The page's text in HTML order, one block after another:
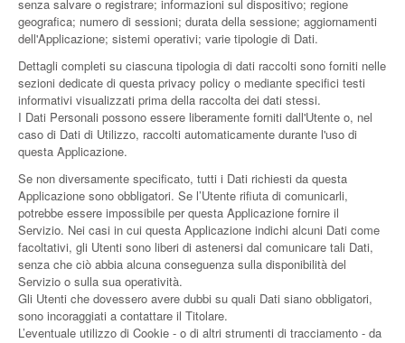
senza salvare o registrare; informazioni sul dispositivo; regione
geografica; numero di sessioni; durata della sessione; aggiornamenti
dell'Applicazione; sistemi operativi; varie tipologie di Dati.
Dettagli completi su ciascuna tipologia di dati raccolti sono forniti nelle
sezioni dedicate di questa privacy policy o mediante specifici testi
informativi visualizzati prima della raccolta dei dati stessi.
I Dati Personali possono essere liberamente forniti dall'Utente o, nel
caso di Dati di Utilizzo, raccolti automaticamente durante l'uso di
questa Applicazione.
Se non diversamente specificato, tutti i Dati richiesti da questa
Applicazione sono obbligatori. Se l’Utente rifiuta di comunicarli,
potrebbe essere impossibile per questa Applicazione fornire il
Servizio. Nei casi in cui questa Applicazione indichi alcuni Dati come
facoltativi, gli Utenti sono liberi di astenersi dal comunicare tali Dati,
senza che ciò abbia alcuna conseguenza sulla disponibilità del
Servizio o sulla sua operatività.
Gli Utenti che dovessero avere dubbi su quali Dati siano obbligatori,
sono incoraggiati a contattare il Titolare.
L’eventuale utilizzo di Cookie - o di altri strumenti di tracciamento - da